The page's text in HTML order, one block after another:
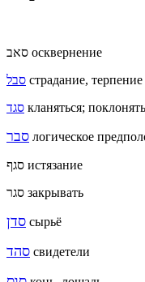
סאב осквернение
סבל страдание, терпение
סגד кланяться;
סבר логическое
סגף истязание
סגר закрывать
סדן сырьё
סהד свидетели